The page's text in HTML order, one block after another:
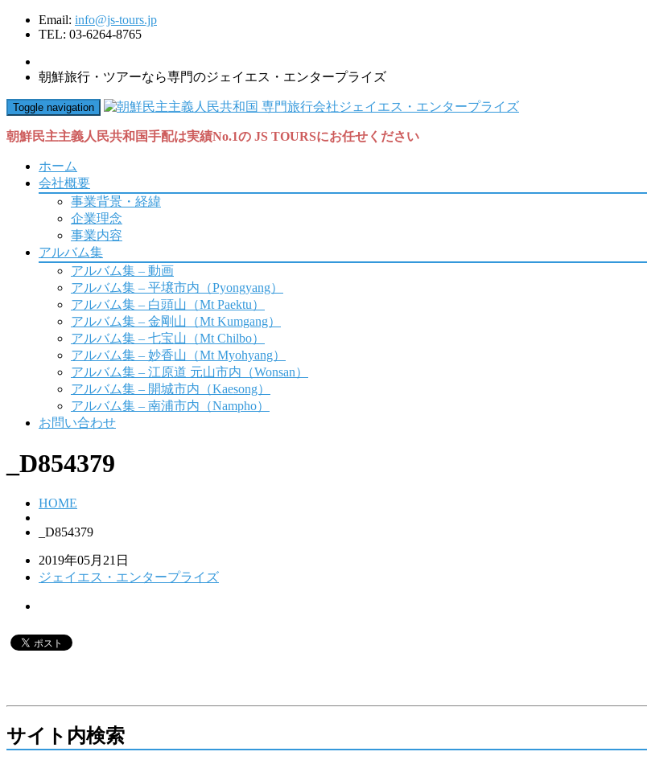
Email: info@js-tours.jp
TEL: 03-6264-8765
朝鮮旅行・ツアーなら専門のジェイエス・エンタープライズ
Toggle navigation
朝鮮民主主義人民共和国手配は実績No.1の JS TOURSにお任せください
ホーム
会社概要
事業背景・経緯
企業理念
事業内容
アルバム集
アルバム集 – 動画
アルバム集 – 平壌市内（Pyongyang）
アルバム集 – 白頭山（Mt Paektu）
アルバム集 – 金剛山（Mt Kumgang）
アルバム集 – 七宝山（Mt Chilbo）
アルバム集 – 妙香山（Mt Myohyang）
アルバム集 – 江原道 元山市内（Wonsan）
アルバム集 – 開城市内（Kaesong）
アルバム集 – 南浦市内（Nampho）
お問い合わせ
_D854379
HOME
_D854379
2019年05月21日
ジェイエス・エンタープライズ
サイト内検索